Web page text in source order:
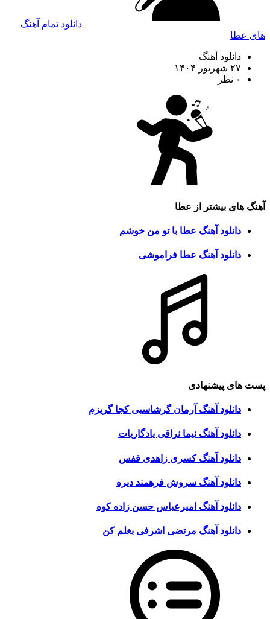
دانلود تمام آهنگ
های عطا
دانلود آهنگ
۲۷ شهریور ۱۴۰۴
۰ نظر
آهنگ های بیشتر از عطا
دانلود آهنگ عطا با تو من خوشم
دانلود آهنگ عطا فراموشی
پست های پیشنهادی
دانلود آهنگ آرمان گرشاسبی کجا گریزم
دانلود آهنگ نیما نراقی یادگاریات
دانلود آهنگ کسری زاهدی قفس
دانلود آهنگ سروش فرهمند دیره
دانلود آهنگ امیرعباس حسن زاده کوه
دانلود آهنگ مرتضی اشرفی بغلم کن